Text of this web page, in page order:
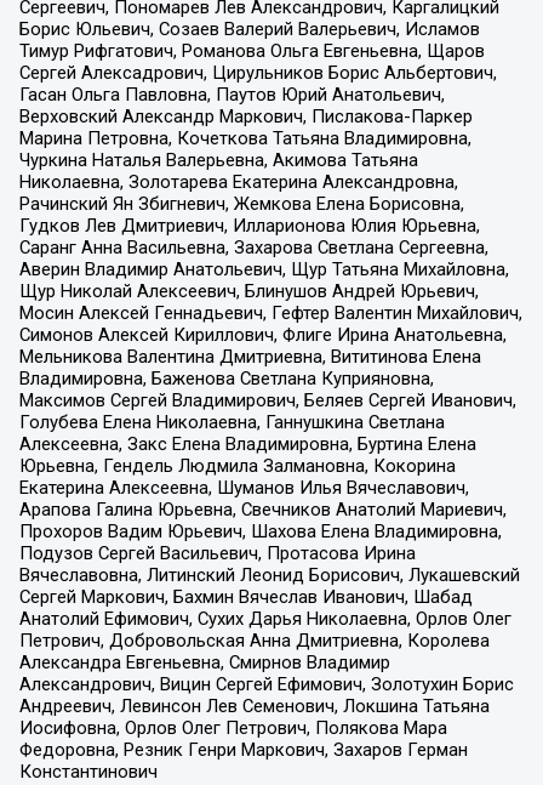
Сергеевич, Пономарев Лев Александрович, Каргалицкий
Борис Юльевич, Созаев Валерий Валерьевич, Исламов
Тимур Рифгатович, Романова Ольга Евгеньевна, Щаров
Сергей Алексадрович, Цирульников Борис Альбертович,
Гасан Ольга Павловна, Паутов Юрий Анатольевич,
Верховский Александр Маркович, Пислакова-Паркер
Марина Петровна, Кочеткова Татьяна Владимировна,
Чуркина Наталья Валерьевна, Акимова Татьяна
Николаевна, Золотарева Екатерина Александровна,
Рачинский Ян Збигневич, Жемкова Елена Борисовна,
Гудков Лев Дмитриевич, Илларионова Юлия Юрьевна,
Саранг Анна Васильевна, Захарова Светлана Сергеевна,
Аверин Владимир Анатольевич, Щур Татьяна Михайловна,
Щур Николай Алексеевич, Блинушов Андрей Юрьевич,
Мосин Алексей Геннадьевич, Гефтер Валентин Михайлович,
Симонов Алексей Кириллович, Флиге Ирина Анатольевна,
Мельникова Валентина Дмитриевна, Вититинова Елена
Владимировна, Баженова Светлана Куприяновна,
Максимов Сергей Владимирович, Беляев Сергей Иванович,
Голубева Елена Николаевна, Ганнушкина Светлана
Алексеевна, Закс Елена Владимировна, Буртина Елена
Юрьевна, Гендель Людмила Залмановна, Кокорина
Екатерина Алексеевна, Шуманов Илья Вячеславович,
Арапова Галина Юрьевна, Свечников Анатолий Мариевич,
Прохоров Вадим Юрьевич, Шахова Елена Владимировна,
Подузов Сергей Васильевич, Протасова Ирина
Вячеславовна, Литинский Леонид Борисович, Лукашевский
Сергей Маркович, Бахмин Вячеслав Иванович, Шабад
Анатолий Ефимович, Сухих Дарья Николаевна, Орлов Олег
Петрович, Добровольская Анна Дмитриевна, Королева
Александра Евгеньевна, Смирнов Владимир
Александрович, Вицин Сергей Ефимович, Золотухин Борис
Андреевич, Левинсон Лев Семенович, Локшина Татьяна
Иосифовна, Орлов Олег Петрович, Полякова Мара
Федоровна, Резник Генри Маркович, Захаров Герман
Константинович